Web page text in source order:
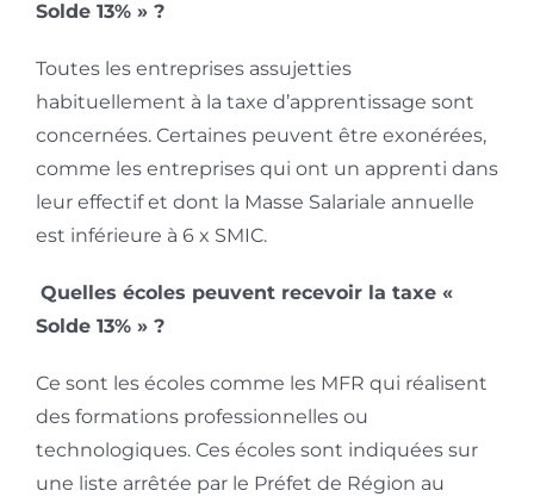
Solde 13% » ?
Toutes les entreprises assujetties
habituellement à la taxe d’apprentissage sont
concernées. Certaines peuvent être exonérées,
comme les entreprises qui ont un apprenti dans
leur effectif et dont la Masse Salariale annuelle
est inférieure à 6 x SMIC.
Quelles écoles peuvent recevoir la taxe «
Solde 13% » ?
Ce sont les écoles comme les MFR qui réalisent
des formations professionnelles ou
technologiques. Ces écoles sont indiquées sur
une liste arrêtée par le Préfet de Région au